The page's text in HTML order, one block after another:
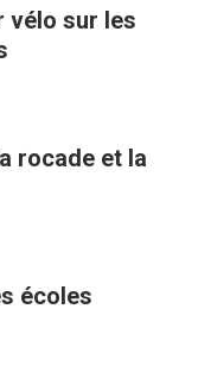
vélo sur les
rocade et la
écoles